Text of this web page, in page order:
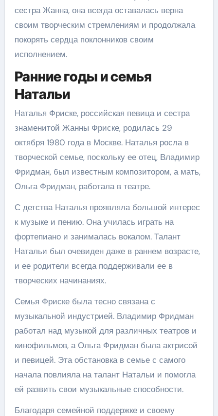
сестра Жанна, она всегда оставалась верна
своим творческим стремлениям и продолжала
покорять сердца поклонников своим
исполнением.
Ранние годы и семья
Натальи
Наталья Фриске, российская певица и сестра
знаменитой Жанны Фриске, родилась 29
октября 1980 года в Москве. Наталья росла в
творческой семье, поскольку ее отец, Владимир
Фридман, был известным композитором, а мать,
Ольга Фридман, работала в театре.
С детства Наталья проявляла большой интерес
к музыке и пению. Она училась играть на
фортепиано и занималась вокалом. Талант
Натальи был очевиден даже в раннем возрасте,
и ее родители всегда поддерживали ее в
творческих начинаниях.
Семья Фриске была тесно связана с
музыкальной индустрией. Владимир Фридман
работал над музыкой для различных театров и
кинофильмов, а Ольга Фридман была актрисой
и певицей. Эта обстановка в семье с самого
начала повлияла на талант Натальи и помогла
ей развить свои музыкальные способности.
Благодаря семейной поддержке и своему